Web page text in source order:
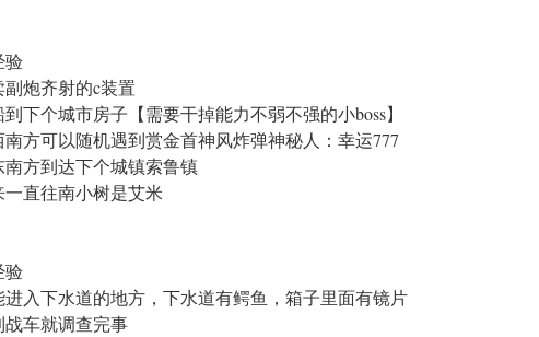
验
炮齐射的c装置
下个城市房子【需要干掉能力不弱不强的小boss】
方可以随机遇到赏金首神风炸弹神秘人：幸运777
方到达下个城镇索鲁镇
直往南小树是艾米
验
入下水道的地方，下水道有鳄鱼，箱子里面有镜片
车就调查完事